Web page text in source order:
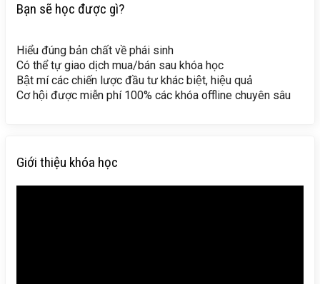
Bạn sẽ học được gì?
Hiểu đúng bản chất về phái sinh
Có thể tự giao dịch mua/bán sau khóa học
Bật mí các chiến lược đầu tư khác biệt, hiệu quả
Cơ hội được miễn phí 100% các khóa offline chuyên sâu
Giới thiệu khóa học